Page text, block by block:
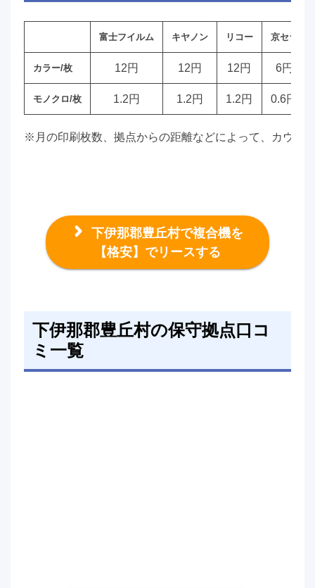
富士フイルム キヤノン リコー 京セラ
カラー/枚 12円 12円 12円 6円
モノクロ/枚 1.2円 1.2円 1.2円 0.6円
※月の印刷枚数、拠点からの距離などによって、カウン
下伊那郡豊丘村で複合機を
【格安】でリースする
下伊那郡豊丘村の保守拠点口コ
ミ一覧